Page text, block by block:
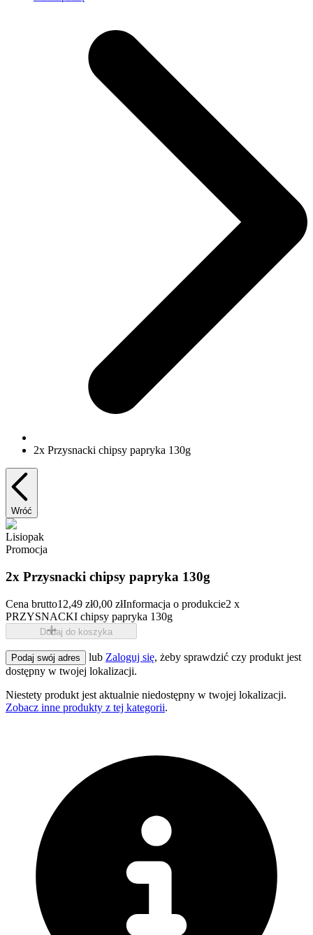
2x Przysnacki chipsy papryka 130g
Wróć
Lisiopak
Promocja
2x Przysnacki chipsy papryka 130g
Cena brutto12,49 zł0,00 złInformacja o produkcie2 x
PRZYSNACKI chipsy papryka 130g
Dodaj do koszyka
Podaj swój adres lub Zaloguj się, żeby sprawdzić czy produkt jest
dostępny w twojej lokalizacji.
Niestety produkt jest aktualnie niedostępny w twojej lokalizacji.
Zobacz inne produkty z tej kategorii.